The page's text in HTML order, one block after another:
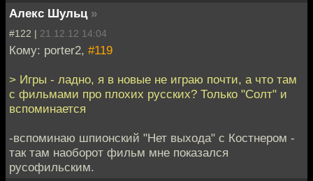
Алекс Шульц »
#122 | 21.12.12 14:04
Кому: porter2, #119
> Игры - ладно, я в новые не играю почти, а что там
с фильмами про плохих русских? Только "Солт" и
вспоминается
-вспоминаю шпионский "Нет выхода" с Костнером -
так там наоборот фильм мне показался
русофильским.